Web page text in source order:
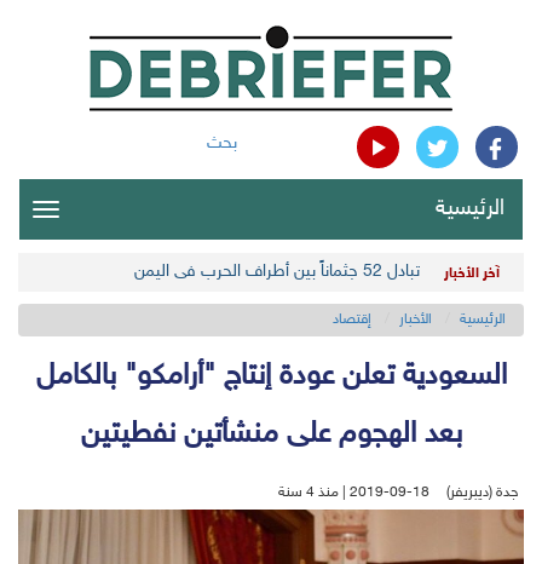
بحث
الرئيسية
آخر الأخبار تبادل 52 جثماناً بين أطراف الحرب في اليمن
الرئيسية الأخبار إقتصاد
السعودية تعلن عودة إنتاج "أرامكو" بالكامل
بعد الهجوم على منشأتين نفطيتين
جدة (ديبريفر) 2019-09-18 | منذ 4 سنة